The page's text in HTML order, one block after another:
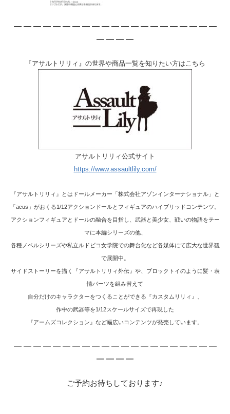
— — — — — — — — — — — — — — — — — — — — —
— — — —
『アサルトリリィ』の世界や商品一覧を知りたい方はこちら
アサルトリリィ公式サイト
https://www.assaultlily.com/
『アサルトリリィ』とはドールメーカー「株式会社アゾンインターナショナル」と
「acus」がおくる1/12アクションドールとフィギュアのハイブリッドコンテンツ。
アクションフィギュアとドールの融合を目指し、武器と美少女、戦いの物語をテー
マに本編シリーズの他、
各種ノベルシリーズや私立ルドビコ女学院での舞台化など各媒体にて広大な世界観
で展開中。
サイドストーリーを描く『アサルトリリィ外伝』や、ブロックトイのように髪・表
情パーツを組み替えて
自分だけのキャラクターをつくることができる『カスタムリリィ』、
作中の武器等を1/12スケールサイズで再現した
『アームズコレクション』など幅広いコンテンツが発売しています。
— — — — — — — — — — — — — — — — — — — — —
— — — —
ご予約お待ちしております♪